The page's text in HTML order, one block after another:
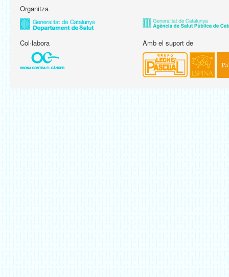
Organitza
Col·labora Amb el suport de